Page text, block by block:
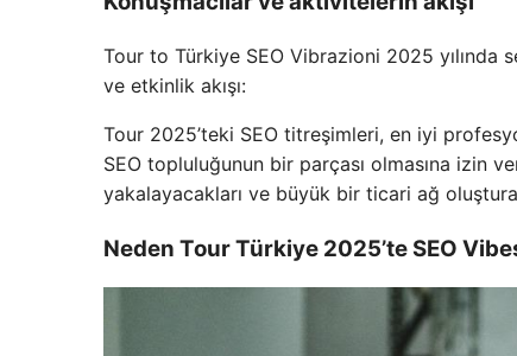
Tour to Türkiye SEO Vibrazioni 2025 yılında
ve etkinlik akışı:
Tour 2025’teki SEO titreşimleri, en iyi
SEO topluluğunun bir parçası olmasına izin
yakalayacakları ve büyük bir ticari ağ
Neden Tour Türkiye 2025’te SEO